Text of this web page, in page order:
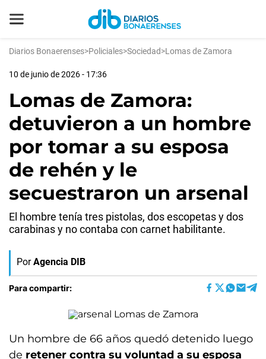
Diarios Bonaerenses>Policiales>Sociedad>Lomas de Zamora
10 de junio de 2026 - 17:36
Lomas de Zamora:
detuvieron a un hombre
por tomar a su esposa
de rehén y le
secuestraron un arsenal
El hombre tenía tres pistolas, dos escopetas y dos
carabinas y no contaba con carnet habilitante.
Por Agencia DIB
Para compartir:
Un hombre de 66 años quedó detenido luego
de retener contra su voluntad a su esposa